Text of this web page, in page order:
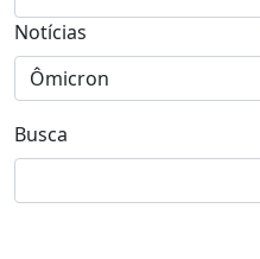
Notícias
Busca